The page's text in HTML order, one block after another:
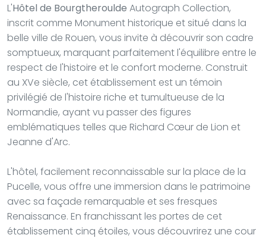
L'Hôtel de Bourgtheroulde Autograph Collection,
inscrit comme Monument historique et situé dans la
belle ville de Rouen, vous invite à découvrir son cadre
somptueux, marquant parfaitement l'équilibre entre le
respect de l'histoire et le confort moderne. Construit
au XVe siècle, cet établissement est un témoin
privilégié de l'histoire riche et tumultueuse de la
Normandie, ayant vu passer des figures
emblématiques telles que Richard Cœur de Lion et
Jeanne d'Arc.
L'hôtel, facilement reconnaissable sur la place de la
Pucelle, vous offre une immersion dans le patrimoine
avec sa façade remarquable et ses fresques
Renaissance. En franchissant les portes de cet
établissement cinq étoiles, vous découvrirez une cour